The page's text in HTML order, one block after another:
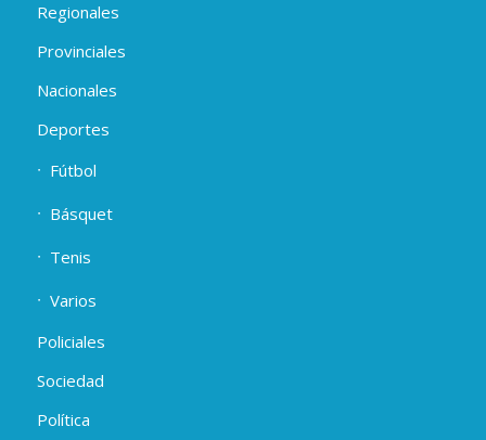
Regionales
Provinciales
Nacionales
Deportes
Fútbol
Básquet
Tenis
Varios
Policiales
Sociedad
Política